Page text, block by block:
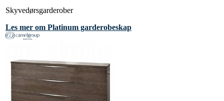
Skyvedørsgarderober
Les mer om Platinum garderobeskap